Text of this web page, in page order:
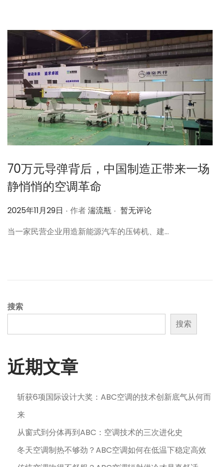
70万元导弹背后，中国制造正带来一场
静悄悄的空调革命
作
2025年11月29日 . 作者湍流瓶 . 暂无评论
当一家民营企业用造新能源汽车的压铸机、建…
搜索
搜索
近期文章
斩获6项国际设计大奖：ABC空调的技术创新底气从何而
来
从窗式到分体再到ABC：空调技术的三次进化史
冬天空调制热不够劲？ABC空调如何在低温下稳定高效